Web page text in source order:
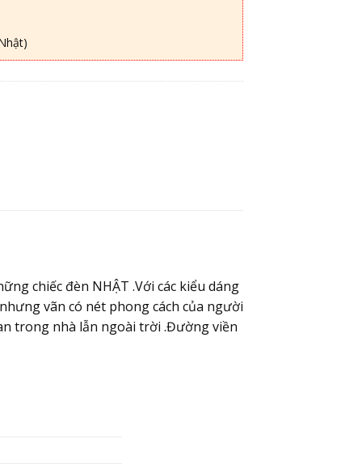
chiếc đèn NHẬT .Với các kiểu dáng
vãn có nét phong cách của người
trong nhà lẫn ngoài trời .Đường viền